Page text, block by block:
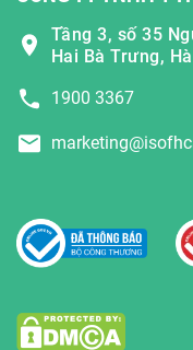
Tầng 3, số 35
Hai Bà Trưng,
1900 3367